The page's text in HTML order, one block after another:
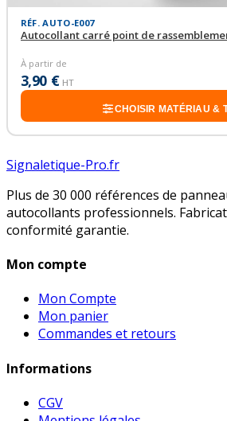
RÉF. AUTO-E007
Autocollant carré point de
À partir de
3,90 € HT
CHOISIR MATÉRIAU &
Signaletique-Pro.fr
Plus de 30 000 références de
autocollants professionnels.
conformité garantie.
Mon compte
Mon Compte
Mon panier
Commandes et retours
Informations
CGV